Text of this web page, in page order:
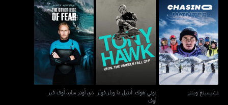
تشيسينغ وينتر
تشيسينغ وينتر
توني هوك: أنتيل ذا ويلز فولز
أوف
توني هوك: أنتيل ذا ويلز فولز
أوف
ذي أوذر سايد أوف فير
ذي أوذر سايد أوف فير